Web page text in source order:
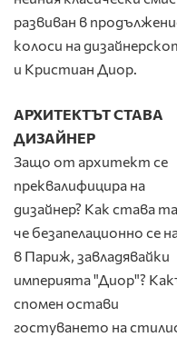
развиван в
колоси на
и Кристиан Диор.
АРХИТЕКТЪТ СТАВА
ДИЗАЙНЕР
Защо от архитект се
преквалифицира на
дизайнер? Как става
че безапелационно се
в Париж, завладявайки
империята "Диор"?
спомен остави
гостуването на